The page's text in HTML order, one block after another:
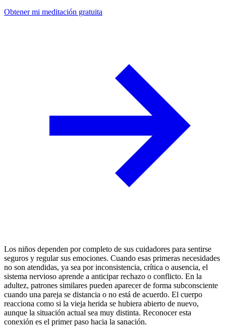
Obtener mi meditación gratuita
Los niños dependen por completo de sus cuidadores para sentirse
seguros y regular sus emociones. Cuando esas primeras necesidades
no son atendidas, ya sea por inconsistencia, crítica o ausencia, el
sistema nervioso aprende a anticipar rechazo o conflicto. En la
adultez, patrones similares pueden aparecer de forma subconsciente
cuando una pareja se distancia o no está de acuerdo. El cuerpo
reacciona como si la vieja herida se hubiera abierto de nuevo,
aunque la situación actual sea muy distinta. Reconocer esta
conexión es el primer paso hacia la sanación.